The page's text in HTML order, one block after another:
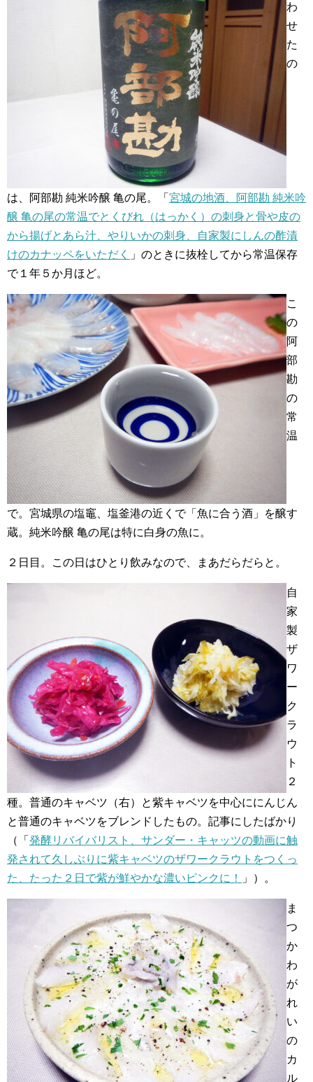
わ
せ
た
の
は、阿部勘 純米吟醸 亀の尾。「 宮城の地酒、阿部勘 純米吟
醸 亀の尾の常温でとくびれ（はっかく）の刺身と骨や皮の
から揚げとあら汁、やりいかの刺身、自家製にしんの酢漬
けのカナッペをいただく
」のときに抜栓してから常温保存
で１年５か月ほど。
こ
の
阿
部
勘
の
常
温
で。宮城県の塩竈、塩釜港の近くで「魚に合う酒」を醸す
蔵。純米吟醸 亀の尾は特に白身の魚に。
２日目。この日はひとり飲みなので、まあだらだらと。
自
家
製
ザ
ワ
ー
ク
ラ
ウ
ト
２
種。普通のキャベツ（右）と紫キャベツを中心ににんじん
と普通のキャベツをブレンドしたもの。記事にしたばかり
（「 発酵リバイバリスト、サンダー・キャッツの動画に触
発されて久しぶりに紫キャベツのザワークラウトをつくっ
た、たった２日で紫が鮮やかな濃いピンクに！
」）。
ま
つ
か
わ
が
れ
い
の
カ
ル